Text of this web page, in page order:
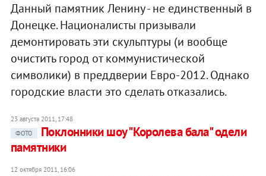
Данный памятник Ленину - не единственный в
Донецке. Националисты призывали
демонтировать эти скульптуры (и вообще
очистить город от коммунистической
символики) в преддверии Евро-2012. Однако
городские власти это сделать отказались.
23 августа 2011, 17:48
ФОТО
Поклонники шоу "Королева бала" одели
памятники
12 октября 2011, 16:06